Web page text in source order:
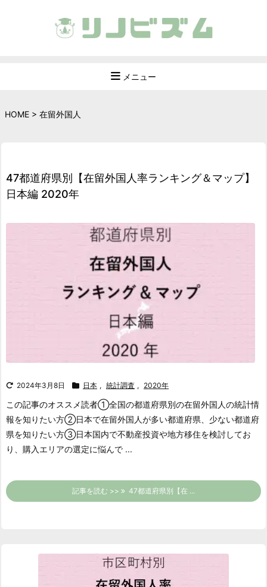
メニュー
HOME > 在留外国人
47都道府県別【在留外国人率ランキング＆マップ】
日本編 2020年
2024年3月8日 日本 , 統計調査 , 2020年
この記事のオススメ読者①全国の都道府県別の在留外国人の統計情
報を知りたい方②日本で在留外国人が多い都道府県、少ない都道府
県を知りたい方③日本国内で不動産投資や地方移住を検討してお
り、購入エリアの選定に悩んで ...
記事を読む >> 47都道府県別【在 ...